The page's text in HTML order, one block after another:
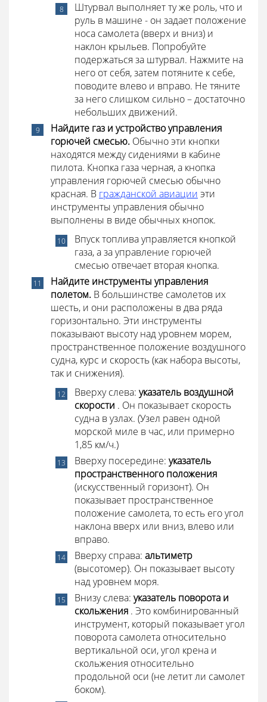
Штурвал выполняет ту же роль, что и
руль в машине - он задает положение
носа самолета (вверх и вниз) и
наклон крыльев. Попробуйте
подержаться за штурвал. Нажмите на
него от себя, затем потяните к себе,
поводите влево и вправо. Не тяните
за него слишком сильно – достаточно
небольших движений.
Найдите газ и устройство управления
горючей смесью. Обычно эти кнопки
находятся между сидениями в кабине
пилота. Кнопка газа черная, а кнопка
управления горючей смесью обычно
красная. В гражданской авиации эти
инструменты управления обычно
выполнены в виде обычных кнопок.
Впуск топлива управляется кнопкой
газа, а за управление горючей
смесью отвечает вторая кнопка.
Найдите инструменты управления
полетом. В большинстве самолетов их
шесть, и они расположены в два ряда
горизонтально. Эти инструменты
показывают высоту над уровнем морем,
пространственное положение воздушного
судна, курс и скорость (как набора высоты,
так и снижения).
Вверху слева: указатель воздушной
скорости . Он показывает скорость
судна в узлах. (Узел равен одной
морской миле в час, или примерно
1,85 км/ч.)
Вверху посередине: указатель
пространственного положения
(искусственный горизонт). Он
показывает пространственное
положение самолета, то есть его угол
наклона вверх или вниз, влево или
вправо.
Вверху справа: альтиметр
(высотомер). Он показывает высоту
над уровнем моря.
Внизу слева: указатель поворота и
скольжения . Это комбинированный
инструмент, который показывает угол
поворота самолета относительно
вертикальной оси, угол крена и
скольжения относительно
продольной оси (не летит ли самолет
боком).